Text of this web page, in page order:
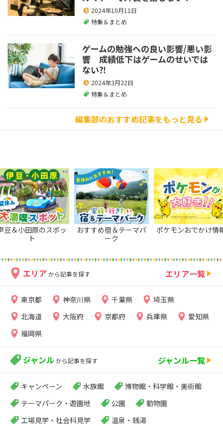
2024年10月11日
特集＆まとめ
ゲームの勉強への良い影響/悪い影
響 成績低下はゲームのせいでは
ない⁈
2024年3月22日
特集＆まとめ
編集部のおすすめ記事をもっと見る
豆＆小田原のスポッ
ト
おすすめ宿＆テーマパ
ーク
ポケモンおでかけ情
エリア から記事を探す エリア一覧
東京都 神奈川県 千葉県
埼玉県
北海道
大阪府 京都府 兵庫県
愛知県
福岡県
ジャンル から記事を探す ジャンル一覧
キャンペーン 水族館
博物館・科学館・美術館
テーマパーク・遊園地
公園
動物園
工場見学・社会科見学
温泉・銭湯